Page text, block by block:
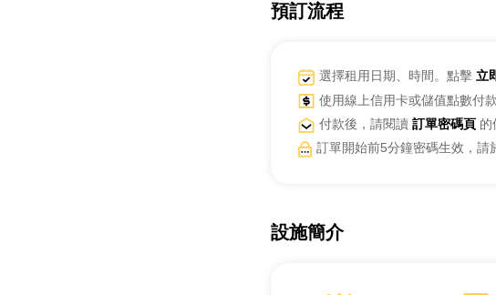
預訂流程
選擇租用日期、時間。點擊 立
使用線上信用卡或儲值點數付款
付款後，請閱讀 訂單密碼頁 的
訂單開始前5分鐘密碼生效，請
設施簡介